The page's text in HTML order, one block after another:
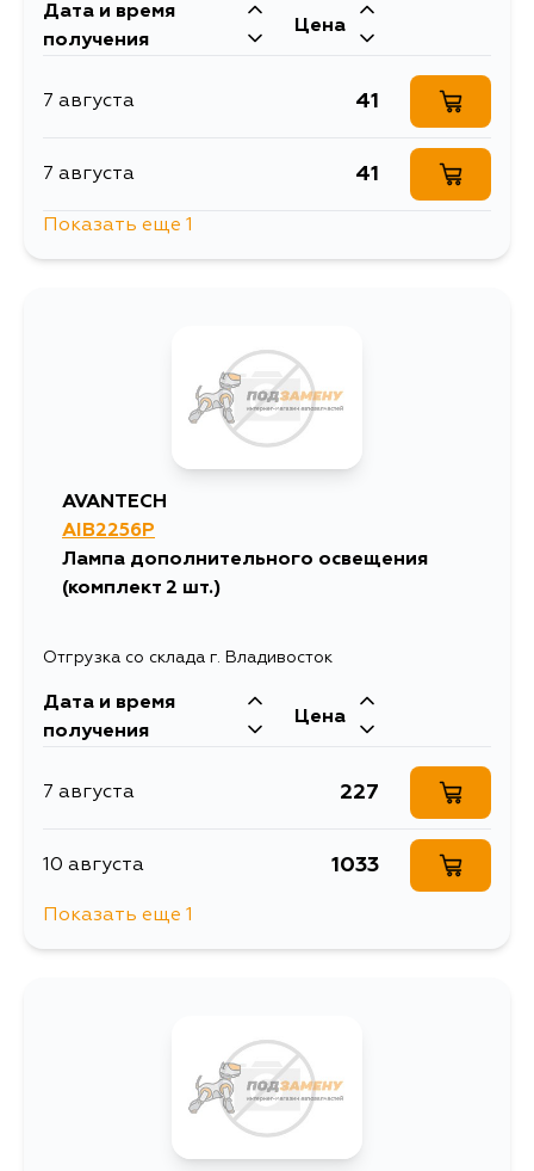
Дата и время
получения
Цена
7 августа 41
7 августа 41
Показать еще 1
AVANTECH
AIB2256P
Лампа дополнительного освещения
(комплект 2 шт.)
Отгрузка со склада г. Владивосток
Дата и время
получения
Цена
7 августа 227
10 августа 1033
Показать еще 1